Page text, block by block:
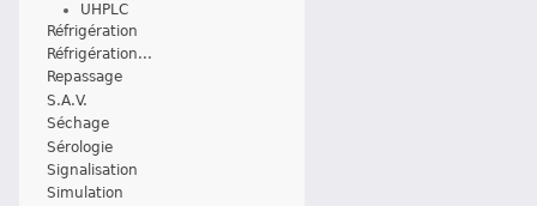
UHPLC
Réfrigération
Réfrigération...
Repassage
S.A.V.
Séchage
Sérologie
Signalisation
Simulation